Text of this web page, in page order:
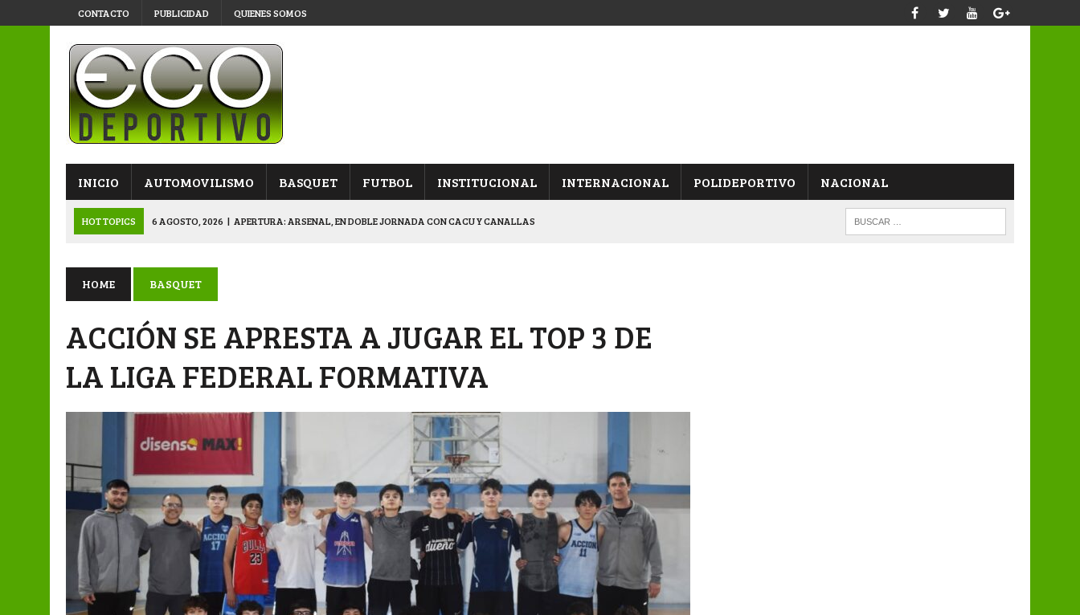
CONTACTO PUBLICIDAD QUIENES SOMOS
INICIO AUTOMOVILISMO BASQUET FUTBOL INSTITUCIONAL INTERNACIONAL POLIDEPORTIVO NACIONAL
HOT TOPICS 6 AGOSTO, 2026 | APERTURA: ARSENAL, EN DOBLE JORNADA CON CACU Y CANALLAS
6 AGOSTO, 2026 | APERTURA: BELGRANO DERROTÓ A NAPENAY Y ES SEMIFINALISTA
7 AGOSTO, 2026 | APERTURA “B”: CACU Y CANALLAS AVANZARON FRENTE A ARSENAL
HOME BASQUET
ACCIÓN SE APRESTA A JUGAR EL TOP 3 DE
LA LIGA FEDERAL FORMATIVA